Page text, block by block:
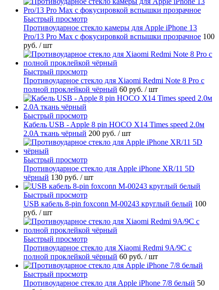
Быстрый просмотр
Противоударное стекло камеры для Apple iPhone 13
Pro/13 Pro Max с фокусировкой вспышки прозрачное 100
руб. / шт
Быстрый просмотр
Противоударное стекло для Xiaomi Redmi Note 8 Pro с
полной проклейкой чёрный 60 руб. / шт
Быстрый просмотр
Кабель USB - Apple 8 pin HOCO X14 Times speed 2.0м
2.0A ткань чёрный 200 руб. / шт
Быстрый просмотр
Противоударное стекло для Apple iPhone XR/11 5D
чёрный 130 руб. / шт
Быстрый просмотр
USB кабель 8-pin foxconn M-00243 круглый белый 100
руб. / шт
Быстрый просмотр
Противоударное стекло для Xiaomi Redmi 9A/9C с
полной проклейкой чёрный 60 руб. / шт
Быстрый просмотр
Противоударное стекло для Apple iPhone 7/8 белый 50